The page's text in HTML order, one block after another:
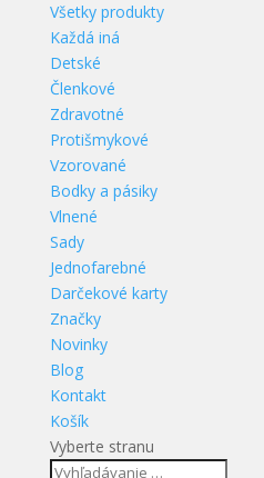
Všetky produkty
Každá iná
Detské
Členkové
Zdravotné
Protišmykové
Vzorované
Bodky a pásiky
Vlnené
Sady
Jednofarebné
Darčekové karty
Značky
Novinky
Blog
Kontakt
Košík
Vyberte stranu